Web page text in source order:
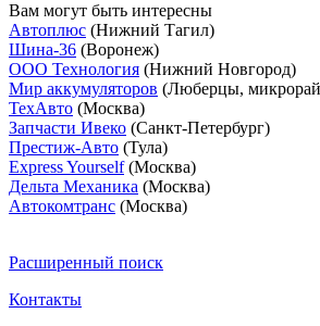
Вам могут быть интересны
Автоплюс (Нижний Тагил)
Шина-36 (Воронеж)
ООО Технология (Нижний Новгород)
Мир аккумуляторов (Люберцы,
ТехАвто (Москва)
Запчасти Ивеко (Санкт-Петербург)
Престиж-Авто (Тула)
Express Yourself(Москва)
Дельта Механика (Москва)
Автокомтранс (Москва)
Расширенный поиск
Контакты